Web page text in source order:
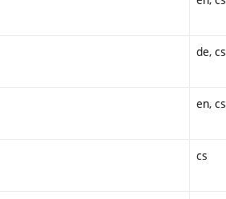
de, cs
en, cs
cs